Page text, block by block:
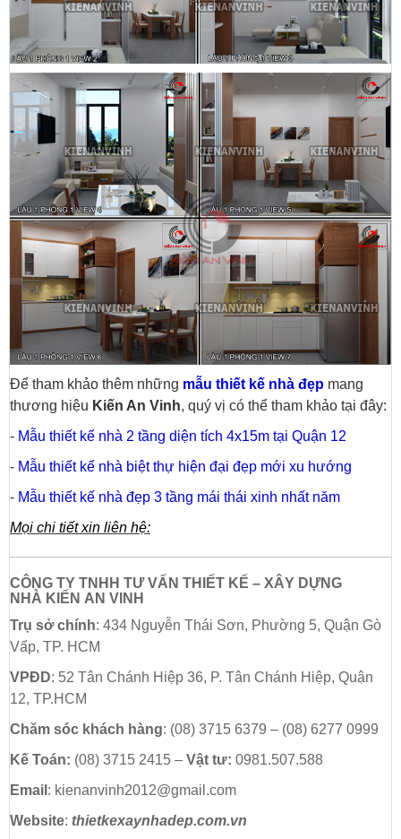
Để tham khảo thêm những mẫu thiết kế nhà đẹp mang
thương hiệu Kiến An Vinh, quý vị có thể tham khảo tại đây:
- Mẫu thiết kế nhà 2 tầng diện tích 4x15m tại Quận 12
- Mẫu thiết kế nhà biệt thự hiện đại đẹp mới xu hướng
- Mẫu thiết kế nhà đẹp 3 tầng mái thái xinh nhất năm
Mọi chi tiết xin liên hệ:
CÔNG TY TNHH TƯ VẤN THIẾT KẾ – XÂY DỰNG
NHÀ KIẾN AN VINH
Trụ sở chính: 434 Nguyễn Thái Sơn, Phường 5, Quận Gò
Vấp, TP. HCM
VPĐD: 52 Tân Chánh Hiệp 36, P. Tân Chánh Hiệp, Quận
12, TP.HCM
Chăm sóc khách hàng: (08) 3715 6379 – (08) 6277 0999
Kế Toán: (08) 3715 2415 – Vật tư: 0981.507.588
Email : kienanvinh2012@gmail.com
Website: thietkexaynhadep.com.vn